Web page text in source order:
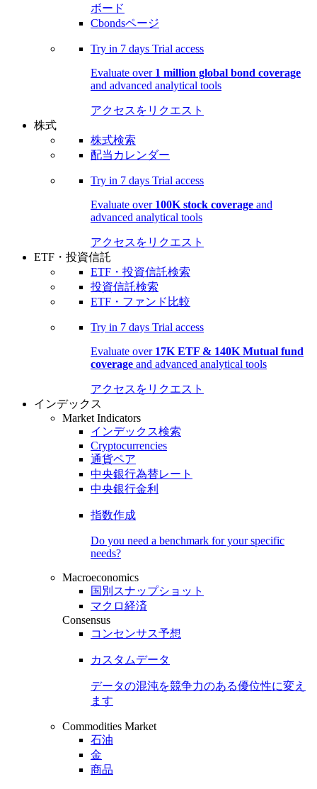
ボード
Cbondsページ
Try in 7 days Trial access
Evaluate over 1 million global bond coverage
and advanced analytical tools
アクセスをリクエスト
株式
株式検索
配当カレンダー
Try in 7 days Trial access
Evaluate over 100K stock coverage and
advanced analytical tools
アクセスをリクエスト
ETF・投資信託
ETF・投資信託検索
投資信託検索
ETF・ファンド比較
Try in 7 days Trial access
Evaluate over 17K ETF & 140K Mutual fund
coverage and advanced analytical tools
アクセスをリクエスト
インデックス
Market Indicators
インデックス検索
Cryptocurrencies
通貨ペア
中央銀行為替レート
中央銀行金利
指数作成
Do you need a benchmark for your specific
needs?
Macroeconomics
国別スナップショット
マクロ経済
Consensus
コンセンサス予想
カスタムデータ
データの混沌を競争力のある優位性に変え
ます
Commodities Market
石油
金
商品